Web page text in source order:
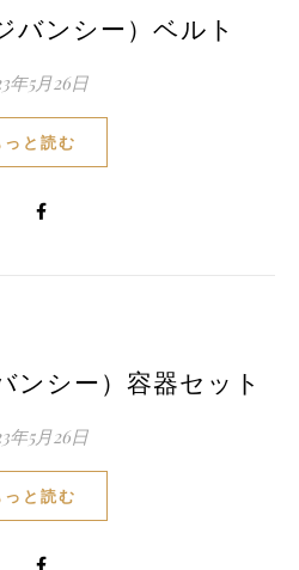
バンシー）ベルト
年5月26日
っと読む
ンシー）容器セット
年5月26日
っと読む